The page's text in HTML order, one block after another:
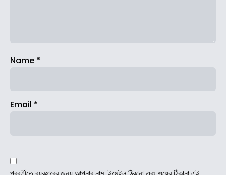
Name *
Email *